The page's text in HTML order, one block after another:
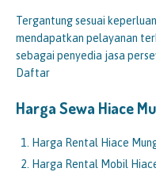
Tergantung sesuai
mendapatkan pelayanan
sebagai penyedia jasa
Daftar
Harga Sewa Hiace
Harga Rental Hiace
Harga Rental Mobil